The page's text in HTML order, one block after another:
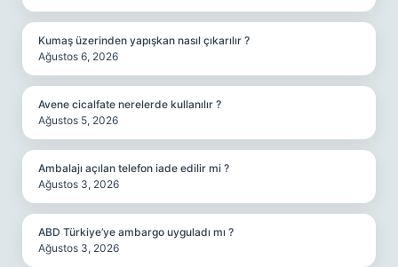
Kumaş üzerinden yapışkan nasıl çıkarılır ?
Ağustos 6, 2026
Avene cicalfate nerelerde kullanılır ?
Ağustos 5, 2026
Ambalajı açılan telefon iade edilir mi ?
Ağustos 3, 2026
ABD Türkiye’ye ambargo uyguladı mı ?
Ağustos 3, 2026